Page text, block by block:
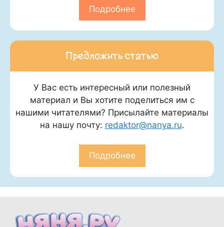
Подробнее
Предложить статью
У Вас есть интересный или полезный
материал и Вы хотите поделиться им с
нашими читателями? Присылайте материалы
на нашу почту: redaktor@nanya.ru.
Подробнее